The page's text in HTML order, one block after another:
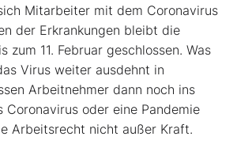
Mitarbeiter mit dem Coronavirus
der Erkrankungen bleibt die
zum 11. Februar geschlossen. Was
Virus weiter ausdehnt in
Arbeitnehmer dann noch ins
Coronavirus oder eine Pandemie
Arbeitsrecht nicht außer Kraft.